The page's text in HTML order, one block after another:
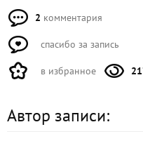
2 комментария
спасибо за запись
в избранное
Автор записи: